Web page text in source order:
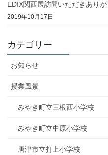
EDIX関西展訪問いただきあり
2019年10月17日
カテゴリー
お知らせ
授業風景
みやき町立三根西小学校
みやき町立中原小学校
唐津市立打上小学校